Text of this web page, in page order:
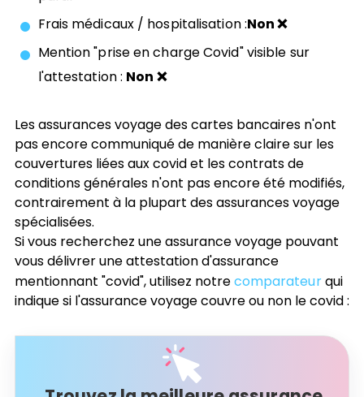
Frais médicaux / hospitalisation :Non ❌
Mention "prise en charge Covid" visible sur
l'attestation : Non ❌
Les assurances voyage des cartes bancaires n'ont
pas encore communiqué de manière claire sur les
couvertures liées aux covid et les contrats de
conditions générales n'ont pas encore été modifiés,
contrairement à la plupart des assurances voyage
spécialisées.
Si vous recherchez une assurance voyage pouvant
vous délivrer une attestation d'assurance
mentionnant "covid", utilisez notrecomparateurqui
indique si l'assurance voyage couvre ou non le covid :